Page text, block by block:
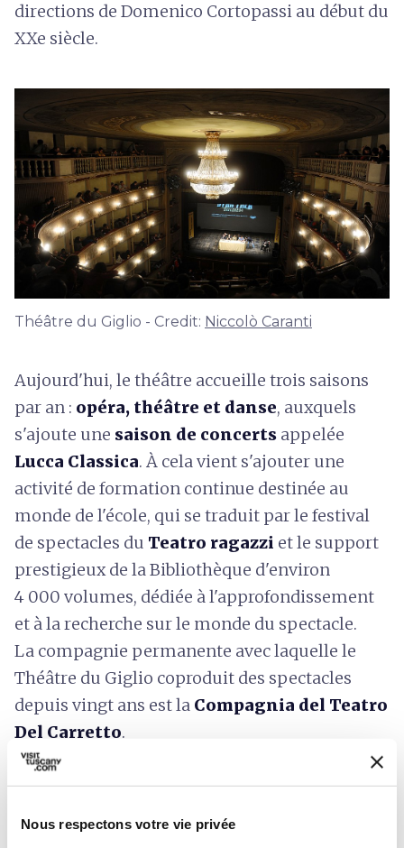
Nous respectons votre vie privée
directions de Domenico Cortopassi au début du
XXe siècle.
Théâtre du Giglio - Credit: Niccolò Caranti
Aujourd'hui, le théâtre accueille trois saisons
par an : opéra, théâtre et danse, auxquels
s'ajoute une saison de concerts appelée
Lucca Classica. À cela vient s'ajouter une
activité de formation continue destinée au
monde de l'école, qui se traduit par le festival
de spectacles du Teatro ragazzi et le support
prestigieux de la Bibliothèque d'environ
4 000 volumes, dédiée à l'approfondissement
et à la recherche sur le monde du spectacle.
La compagnie permanente avec laquelle le
Théâtre du Giglio coproduit des spectacles
depuis vingt ans est la Compagnia del Teatro
Del Carretto.
Le Théâtre du Giglio a toujours été la référence
culturelle essentielle dans le panorama de la